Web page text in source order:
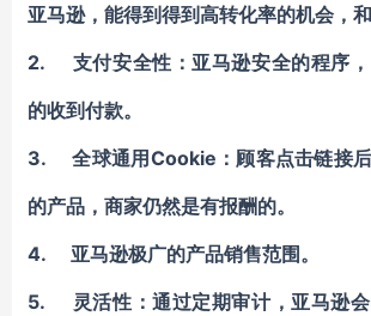
亚马逊，能得到得到高转化率的机会，和
2. 支付安全性：亚马逊安全的程序，
的收到付款。
3. 全球通用Cookie：顾客点击链接后
的产品，商家仍然是有报酬的。
4. 亚马逊极广的产品销售范围。
5. 灵活性：通过定期审计，亚马逊会